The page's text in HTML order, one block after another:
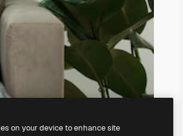
on your device to enhance site